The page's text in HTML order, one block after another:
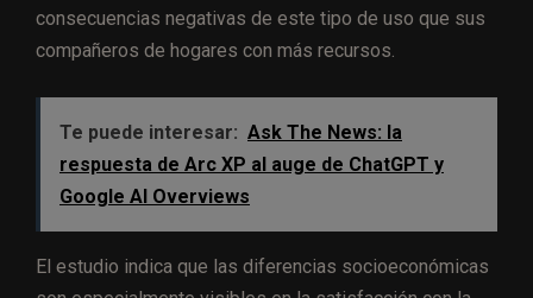
consecuencias negativas de este tipo de uso que sus
compañeros de hogares con más recursos.
Te puede interesar: Ask The News: la
respuesta de Arc XP al auge de ChatGPT y
Google AI Overviews
El estudio indica que las diferencias socioeconómicas